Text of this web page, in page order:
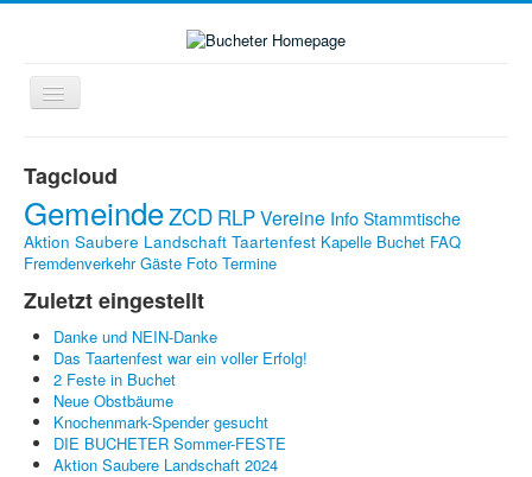
Navigation
an/aus
Zukunft-Check-Dorf
Dorfleben
LINKS
Kontakte
Impressum
Bildergalerie
Tagcloud
GemeindeZCD RLPVereine Info Stammtische
Aktion Saubere Landschaft Taartenfest Kapelle Buchet FAQ
Fremdenverkehr Gäste Foto Termine
Zuletzt eingestellt
Danke und NEIN-Danke
Das Taartenfest war ein voller Erfolg!
2 Feste in Buchet
Neue Obstbäume
Knochenmark-Spender gesucht
DIE BUCHETER Sommer-FESTE
Aktion Saubere Landschaft 2024